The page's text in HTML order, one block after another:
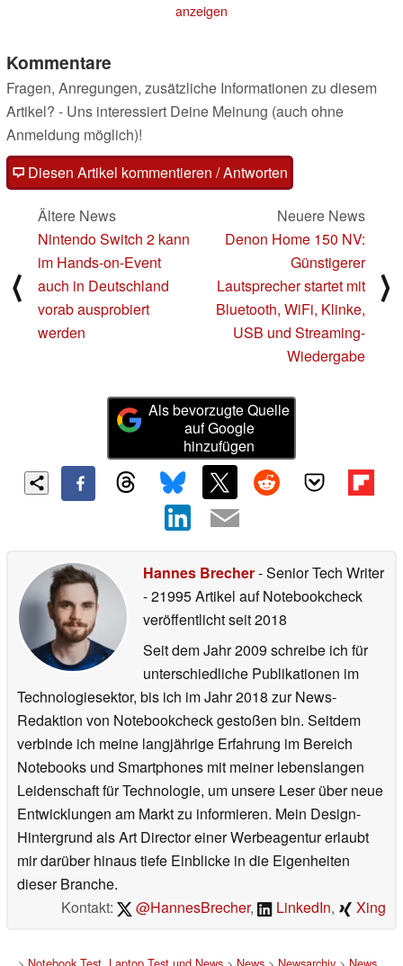
anzeigen
Kommentare
Fragen, Anregungen, zusätzliche Informationen zu diesem
Artikel? - Uns interessiert Deine Meinung (auch ohne
Anmeldung möglich)!
Diesen Artikel kommentieren / Antworten
⟨
Ältere News
Nintendo Switch 2 kann
im Hands-on-Event
auch in Deutschland
vorab ausprobiert
werden
Neuere News
Denon Home 150 NV:
Günstigerer
Lautsprecher startet mit
Bluetooth, WiFi, Klinke,
USB und Streaming-
Wiedergabe
⟩
Als bevorzugte Quelle
auf Google
hinzufügen
Hannes Brecher- Senior Tech Writer
- 21995 Artikel auf Notebookcheck
veröffentlichtseit 2018
Seit dem Jahr 2009 schreibe ich für
unterschiedliche Publikationen im
Technologiesektor, bis ich im Jahr 2018 zur News-
Redaktion von Notebookcheck gestoßen bin. Seitdem
verbinde ich meine langjährige Erfahrung im Bereich
Notebooks und Smartphones mit meiner lebenslangen
Leidenschaft für Technologie, um unsere Leser über neue
Entwicklungen am Markt zu informieren. Mein Design-
Hintergrund als Art Director einer Werbeagentur erlaubt
mir darüber hinaus tiefe Einblicke in die Eigenheiten
dieser Branche.
Kontakt:
@HannesBrecher, LinkedIn, Xing